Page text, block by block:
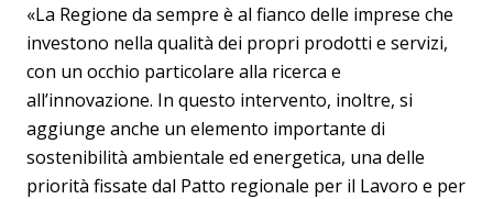
«La Regione da sempre è al fianco delle imprese che
investono nella qualità dei propri prodotti e servizi,
con un occhio particolare alla ricerca e
all’innovazione. In questo intervento, inoltre, si
aggiunge anche un elemento importante di
sostenibilità ambientale ed energetica, una delle
priorità fissate dal Patto regionale per il Lavoro e per